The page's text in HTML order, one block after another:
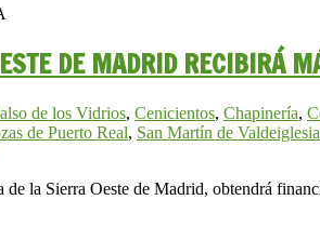
DE MADRID RECIBIRÁ
de los Vidrios, Cenicientos, Chapinería,
de Puerto Real, San Martín de
la Sierra Oeste de Madrid, obtendrá